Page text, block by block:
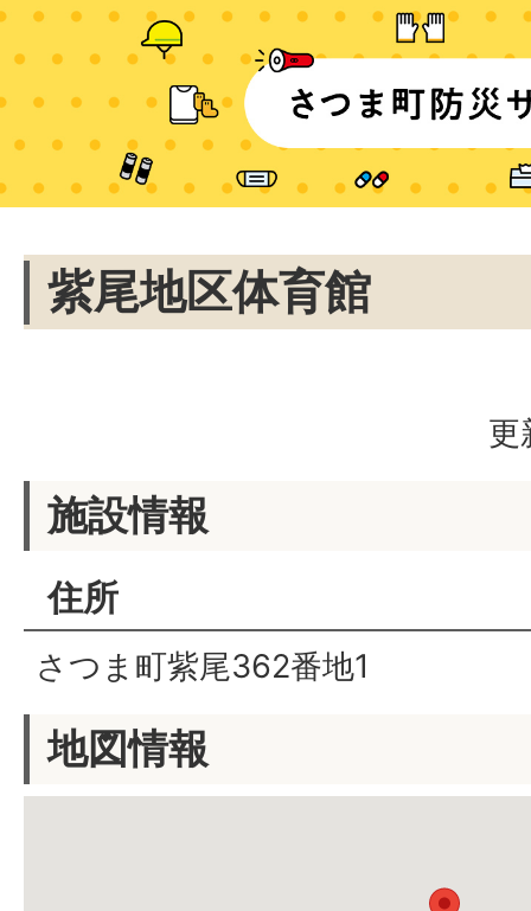
紫尾地区体育館
更
施設情報
住所
さつま町紫尾362番地1
地図情報